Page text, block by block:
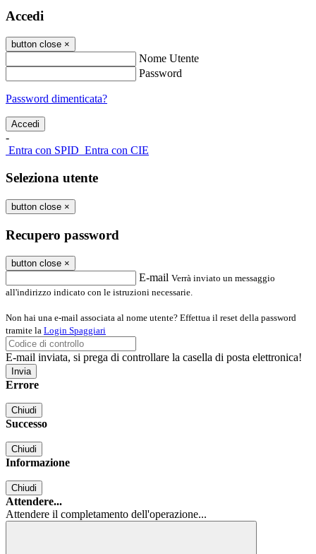
Accedi
button close ×
Nome Utente
Password
Password dimenticata?
-
Entra con SPID Entra con CIE
Seleziona utente
button close ×
Recupero password
button close ×
E-mail Verrà inviato un messaggio
all'indirizzo indicato con le istruzioni necessarie.
Non hai una e-mail associata al nome utente? Effettua il reset della password
tramite la Login Spaggiari
E-mail inviata, si prega di controllare la casella di posta elettronica!
Errore
Chiudi
Successo
Chiudi
Informazione
Chiudi
Attendere...
Attendere il completamento dell'operazione...